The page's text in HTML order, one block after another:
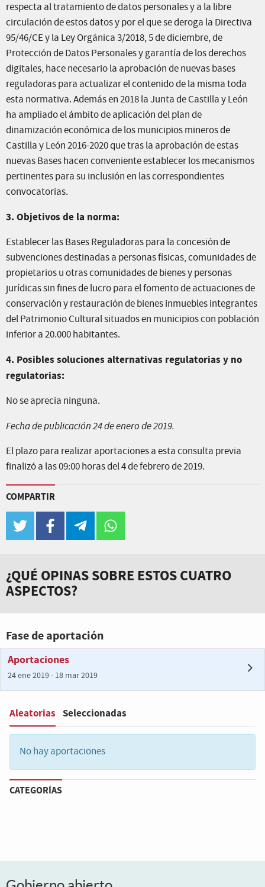
respecta al tratamiento de datos personales y a la libre
circulación de estos datos y por el que se deroga la Directiva
95/46/CE y la Ley Orgánica 3/2018, 5 de diciembre, de
Protección de Datos Personales y garantía de los derechos
digitales, hace necesario la aprobación de nuevas bases
reguladoras para actualizar el contenido de la misma toda
esta normativa. Además en 2018 la Junta de Castilla y León
ha ampliado el ámbito de aplicación del plan de
dinamización económica de los municipios mineros de
Castilla y León 2016-2020 que tras la aprobación de estas
nuevas Bases hacen conveniente establecer los mecanismos
pertinentes para su inclusión en las correspondientes
convocatorias.
3. Objetivos de la norma:
Establecer las Bases Reguladoras para la concesión de
subvenciones destinadas a personas físicas, comunidades de
propietarios u otras comunidades de bienes y personas
jurídicas sin fines de lucro para el fomento de actuaciones de
conservación y restauración de bienes inmuebles integrantes
del Patrimonio Cultural situados en municipios con población
inferior a 20.000 habitantes.
4. Posibles soluciones alternativas regulatorias y no
regulatorias:
No se aprecia ninguna.
Fecha de publicación 24 de enero de 2019.
El plazo para realizar aportaciones a esta consulta previa
finalizó a las 09:00 horas del 4 de febrero de 2019.
COMPARTIR
twitter facebook telegram
¿QUÉ OPINAS SOBRE ESTOS CUATRO
ASPECTOS?
Fase de aportación
Aportaciones
24 ene 2019 - 18 mar 2019
Filter:
Aleatorias Seleccionadas
No hay aportaciones
CATEGORÍAS